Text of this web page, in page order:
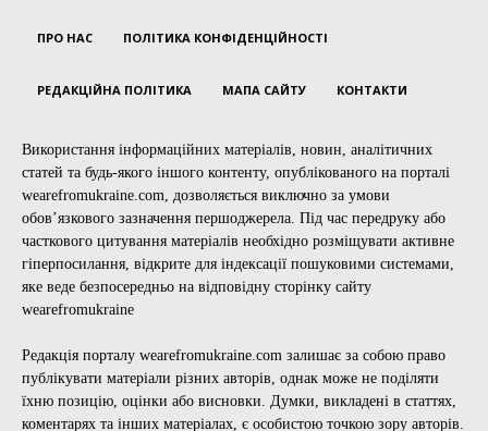
ПРО НАС ПОЛІТИКА КОНФІДЕНЦІЙНОСТІ
РЕДАКЦІЙНА ПОЛІТИКА МАПА САЙТУ КОНТАКТИ
Використання інформаційних матеріалів, новин, аналітичних
статей та будь-якого іншого контенту, опублікованого на порталі
wearefromukraine.com, дозволяється виключно за умови
обов’язкового зазначення першоджерела. Під час передруку або
часткового цитування матеріалів необхідно розміщувати активне
гіперпосилання, відкрите для індексації пошуковими системами,
яке веде безпосередньо на відповідну сторінку сайту
wearefromukraine
Редакція порталу wearefromukraine.com залишає за собою право
публікувати матеріали різних авторів, однак може не поділяти
їхню позицію, оцінки або висновки. Думки, викладені в статтях,
коментарях та інших матеріалах, є особистою точкою зору авторів.